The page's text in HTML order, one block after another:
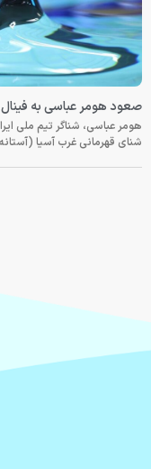
صعود هومر عباسی به فینال ۵۰ متر کرال پشت مسابقات غرب آسیا
شنای قهرمانی غرب آسیا (آستانه ۲۰۲۶) با ثبت زمان ۲۵.۶۷ ثانیه در جایگاه نخست قرار